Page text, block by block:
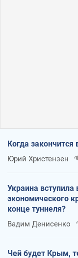
Когда закончится
Юрий Христензен
Украина вступила
экономического
конце туннеля?
Вадим Денисенко
Чей будет Крым,